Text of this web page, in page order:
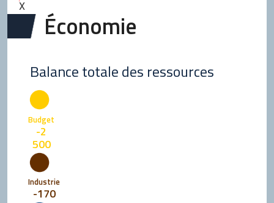
X
Économie
Balance totale des ressources
Budget
-2
500
Industrie
-170